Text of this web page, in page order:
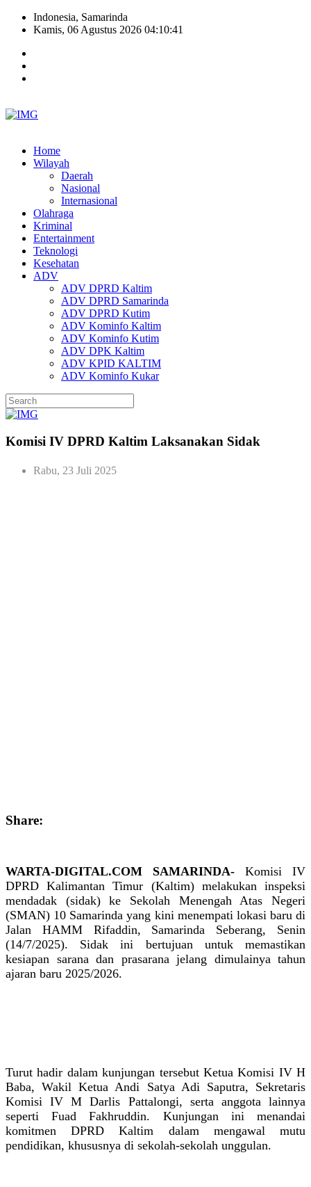
Indonesia, Samarinda
Kamis, 06 Agustus 2026 04:10:42
Home
Wilayah
Daerah
Nasional
Internasional
Olahraga
Kriminal
Entertainment
Teknologi
Kesehatan
ADV
ADV DPRD Kaltim
ADV DPRD Samarinda
ADV DPRD Kutim
ADV Kominfo Kaltim
ADV Kominfo Kutim
ADV DPK Kaltim
ADV KPID KALTIM
ADV Kominfo Kukar
Komisi IV DPRD Kaltim Laksanakan Sidak
Rabu, 23 Juli 2025
Share:
WARTA-DIGITAL.COM SAMARINDA- Komisi IV
DPRD Kalimantan Timur (Kaltim) melakukan inspeksi
mendadak (sidak) ke Sekolah Menengah Atas Negeri
(SMAN) 10 Samarinda yang kini menempati lokasi baru di
Jalan HAMM Rifaddin, Samarinda Seberang, Senin
(14/7/2025). Sidak ini bertujuan untuk memastikan
kesiapan sarana dan prasarana jelang dimulainya tahun
ajaran baru 2025/2026.
Turut hadir dalam kunjungan tersebut Ketua Komisi IV H
Baba, Wakil Ketua Andi Satya Adi Saputra, Sekretaris
Komisi IV M Darlis Pattalongi, serta anggota lainnya
seperti Fuad Fakhruddin. Kunjungan ini menandai
komitmen DPRD Kaltim dalam mengawal mutu
pendidikan, khususnya di sekolah-sekolah unggulan.